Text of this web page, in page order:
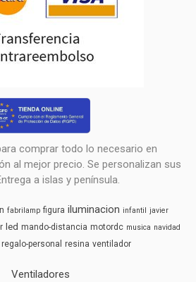
comprar todo lo necesario en
al mejor precio. Se personalizan sus
a islas y península.
fabrilamp figura iluminacion infantil javier
led mando-distancia motordc musica navidad
regalo-personal resina ventilador
Ventiladores